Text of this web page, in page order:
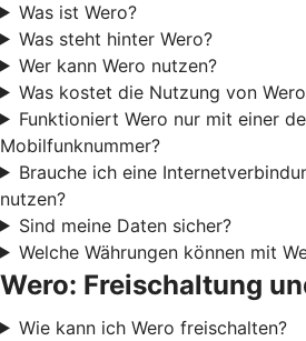
Was ist Wero?
Was steht hinter Wero?
Wer kann Wero nutzen?
Was kostet die Nutzung von
Funktioniert Wero nur mit einer
Mobilfunknummer?
Brauche ich eine
nutzen?
Sind meine Daten sicher?
Welche Währungen können mit
Wero: Freischaltung
Wie kann ich Wero freischalten?